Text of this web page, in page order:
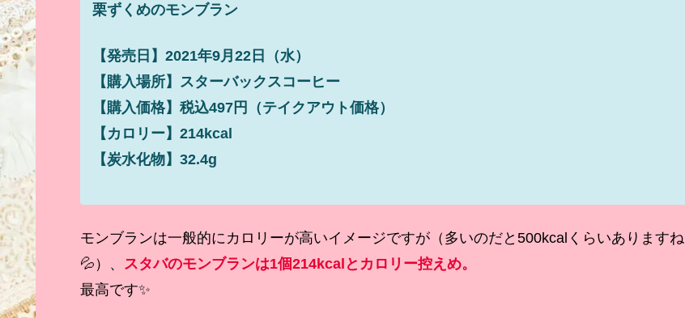
栗ずくめのモンブラン
【発売日】2021年9月22日
（水）
【購入場所】スターバックスコーヒー
【購入価格】税込497円（テイクアウト価格）
【カロリー】214kcal
【炭水化物】32.4g
モンブランは一般的にカロリーが高いイメージですが（多いのだと500kcalくらいありますね
💦）、 スタバのモンブランは1個214kcalとカロリー控えめ。
最高です✨